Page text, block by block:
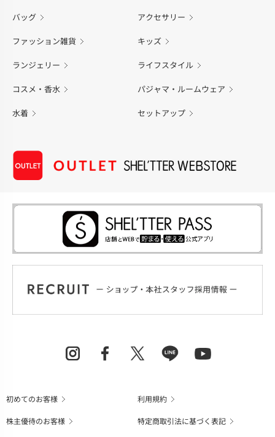
バッグ アクセサリー
ファッション雑貨 キッズ
ランジェリー ライフスタイル
コスメ・香水 パジャマ・ルームウェア
水着 セットアップ
初めてのお客様
利用規約
株主優待のお客様
特定商取引法に基づく表記